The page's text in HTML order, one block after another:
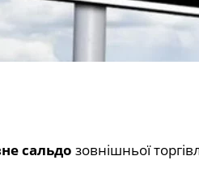
сальдо зовнішньої